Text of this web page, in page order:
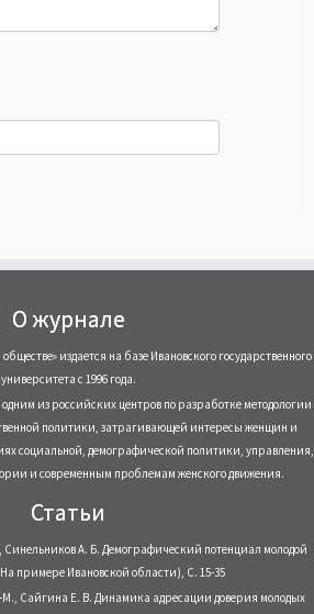
О журнале
издается на базе Ивановского государственного
университета с 1996 года.
из российских центров по разработке методологии
политики, затрагивающей интересы женщин и
социальной, демографической политики, управления,
и современным проблемам женского движения.
Статьи
Синельников А. Б. Демографический потенциал молодой
примере Ивановской области), С. 15-35
Сайгина Е. В. Динамика адресации доверия молодых